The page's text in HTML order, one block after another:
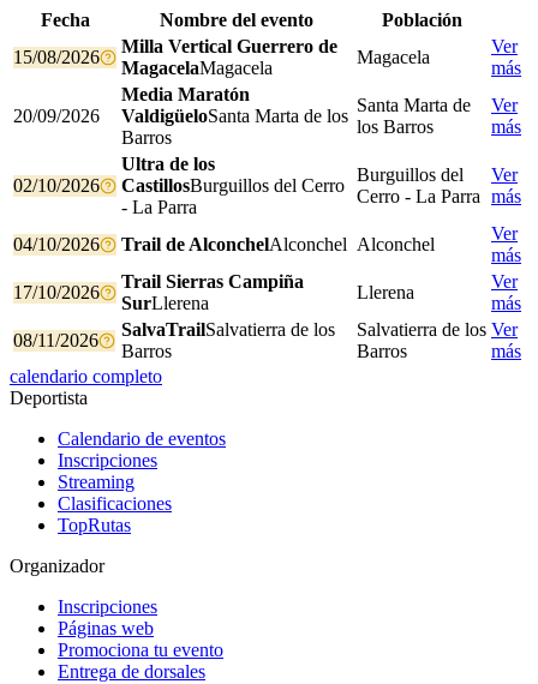
Fecha Nombre del evento
Población
15/08/2026
Milla Vertical Guerrero de
MagacelaMagacela
Magacela
Ver
más
20/09/2026
Media Maratón
ValdigüeloSanta Marta de los
Barros
Santa Marta de
los Barros
Ver
más
02/10/2026
Ultra de los
CastillosBurguillos del Cerro
- La Parra
Burguillos del
Cerro - La Parra
Ver
más
04/10/2026 Trail de AlconchelAlconchel Alconchel
Ver
más
17/10/2026
Trail Sierras Campiña
SurLlerena
Llerena
Ver
más
08/11/2026
SalvaTrailSalvatierra de los
Barros
Salvatierra de los
Barros
Ver
más
calendario completo
Deportista
Calendario de eventos
Inscripciones
Streaming
Clasificaciones
TopRutas
Organizador
Inscripciones
Páginas web
Promociona tu evento
Entrega de dorsales